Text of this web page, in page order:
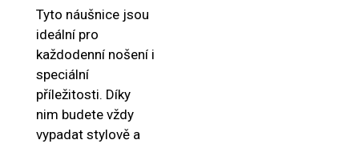
Tyto náušnice jsou
ideální pro
každodenní nošení i
speciální
příležitosti. Díky
nim budete vždy
vypadat stylově a